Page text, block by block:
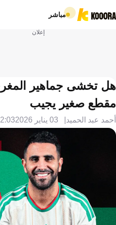
مباشر
إعلان
هل تخشى جماهير
مقطع صغير يجيب
أحمد عبد الحميد 03 يناير 2026